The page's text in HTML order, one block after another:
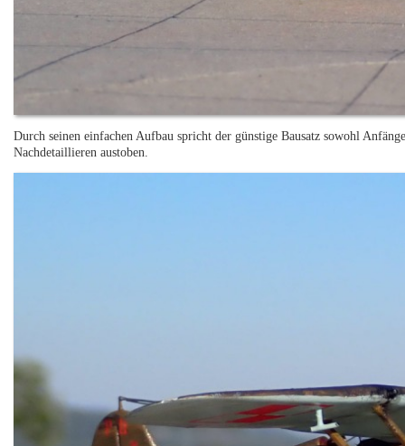
Durch seinen einfachen Aufbau spricht der günstige Bausatz sowohl
Nachdetaillieren austoben.